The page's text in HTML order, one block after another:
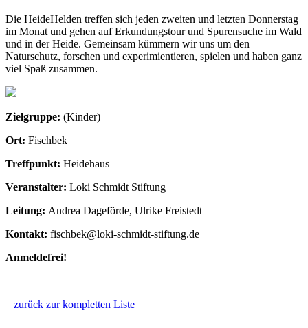
Die HeideHelden treffen sich jeden zweiten und letzten Donnerstag
im Monat und gehen auf Erkundungstour und Spurensuche im Wald
und in der Heide. Gemeinsam kümmern wir uns um den
Naturschutz, forschen und experimientieren, spielen und haben ganz
viel Spaß zusammen.
Zielgruppe: (Kinder)
Ort: Fischbek
Treffpunkt: Heidehaus
Veranstalter: Loki Schmidt Stiftung
Leitung: Andrea Dageförde, Ulrike Freistedt
Kontakt: fischbek@loki-schmidt-stiftung.de
Anmeldefrei!
zurück zur kompletten Liste